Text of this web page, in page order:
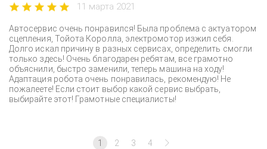
11 марта 2021
Автосервис очень понравился! Была проблема с актуатором
сцепления, Тойота Королла, электромотор изжил себя.
Долго искал причину в разных сервисах, определить смогли
только здесь! Очень благодарен ребятам, все грамотно
объяснили, быстро заменили, теперь машина на ходу!
Адаптация робота очень понравилась, рекомендую! Не
пожалеете! Если стоит выбор какой сервис выбрать,
выбирайте этот! Грамотные специалисты!
1 2 3 4